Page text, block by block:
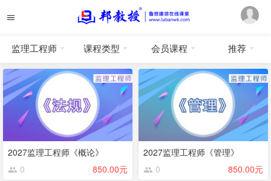
监理工程师 课程类型 会员课程 推荐
2027监理工程师《概论》
0
850.00元
2027监理工程师《管理》
0
850.00元